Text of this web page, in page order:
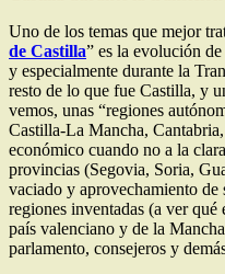
Uno de los temas que mejor
de Castilla” es la evolución
y especialmente durante la
resto de lo que fue Castilla, y
vemos, unas “regiones
Castilla-La Mancha,
económico cuando no a la
provincias (Segovia, Soria,
vaciado y aprovechamiento de
regiones inventadas (a ver
país valenciano y de la
parlamento, consejeros y